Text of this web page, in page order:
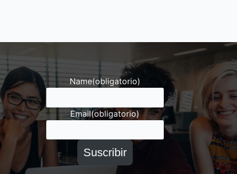
Name(obligatorio)
Email(obligatorio)
Suscribir